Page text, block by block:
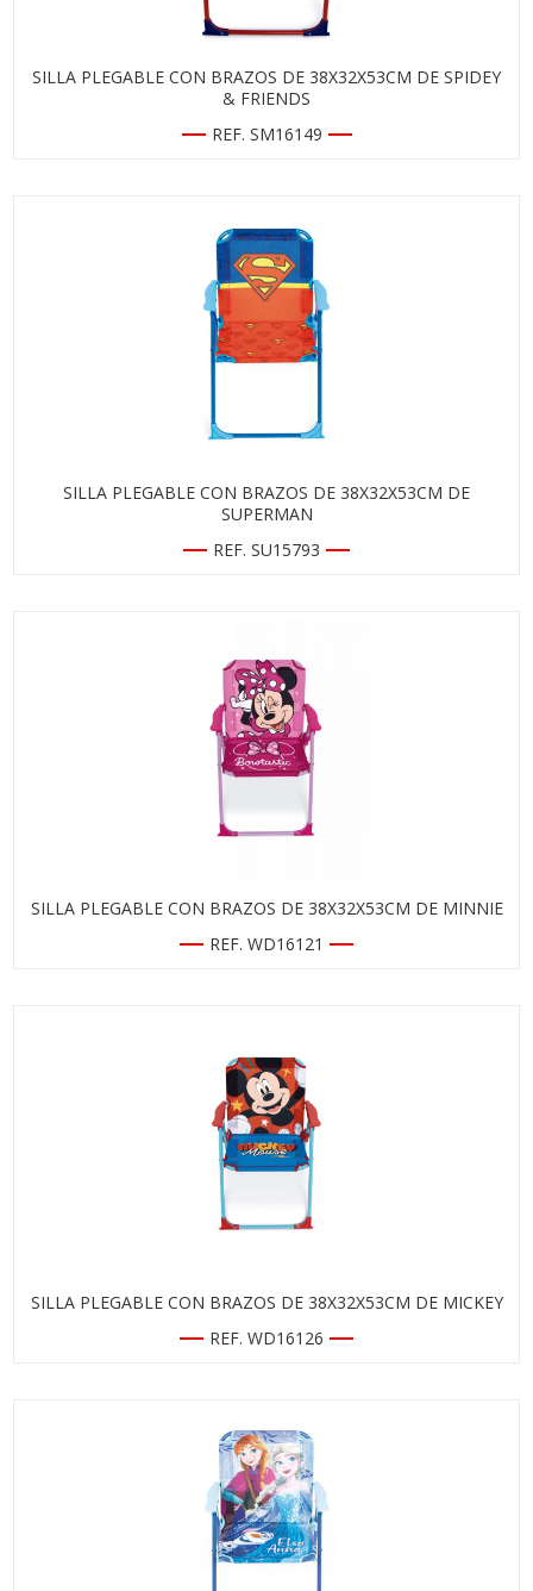
SILLA PLEGABLE CON BRAZOS DE 38X32X53CM DE SPIDEY
& FRIENDS
REF. SM16149
SILLA PLEGABLE CON BRAZOS DE 38X32X53CM DE
SUPERMAN
REF. SU15793
SILLA PLEGABLE CON BRAZOS DE 38X32X53CM DE MINNIE
REF. WD16121
SILLA PLEGABLE CON BRAZOS DE 38X32X53CM DE MICKEY
REF. WD16126